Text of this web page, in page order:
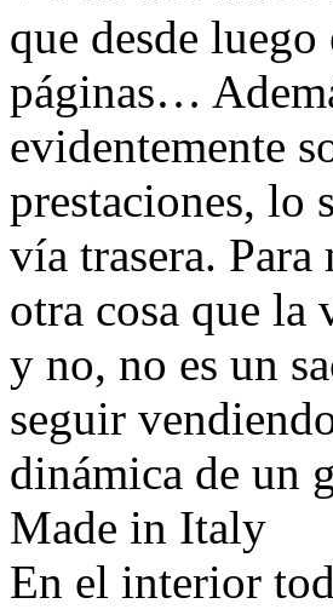
que desde
páginas…
evidentemente
prestaciones, lo
vía trasera. Para
otra cosa que la
y no, no es un
seguir
dinámica de un
Made in Italy
En el interior